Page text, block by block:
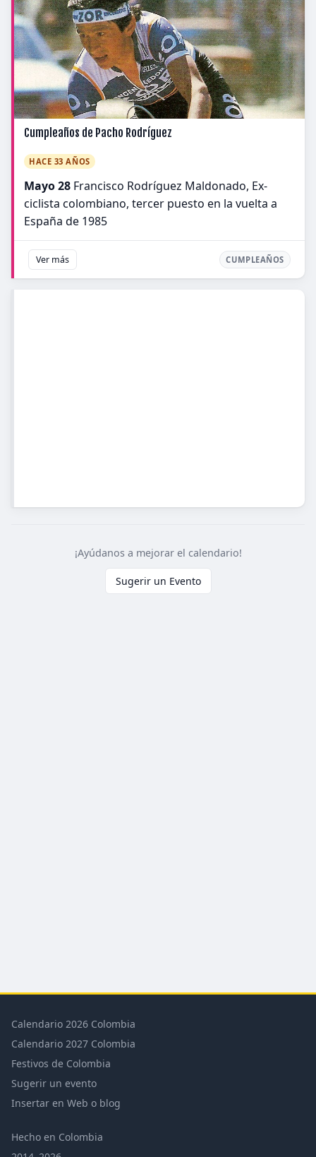
Cumpleaños de Pacho Rodríguez
HACE 33 AÑOS
Mayo 28 Francisco Rodríguez Maldonado, Ex-
ciclista colombiano, tercer puesto en la vuelta a
España de 1985
Ver más CUMPLEAÑOS
¡Ayúdanos a mejorar el calendario!
Sugerir un Evento
Calendario 2026 Colombia
Calendario 2027 Colombia
Festivos de Colombia
Sugerir un evento
Insertar en Web o blog
Hecho en Colombia